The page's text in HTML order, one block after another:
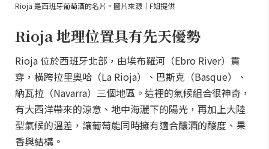
Rioja 是西班牙葡萄酒的名片。圖片來源｜F姐提供
Rioja 地理位置具有先天優勢
Rioja 位於西班牙北部，由埃布羅河（Ebro River）貫
穿，橫跨拉里奧哈（La Rioja）、巴斯克（Basque）、
納瓦拉（Navarra）三個地區。這裡的氣候組合很神奇，
有大西洋帶來的涼意、地中海灑下的陽光，再加上大陸
型氣候的溫差，讓葡萄能同時擁有適合釀酒的酸度、果
香與結構。